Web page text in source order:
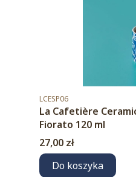
Kod produktu
LCESP06
La Cafetière
Fiorato 120 ml
Cena
27,00 zł
Do koszyka